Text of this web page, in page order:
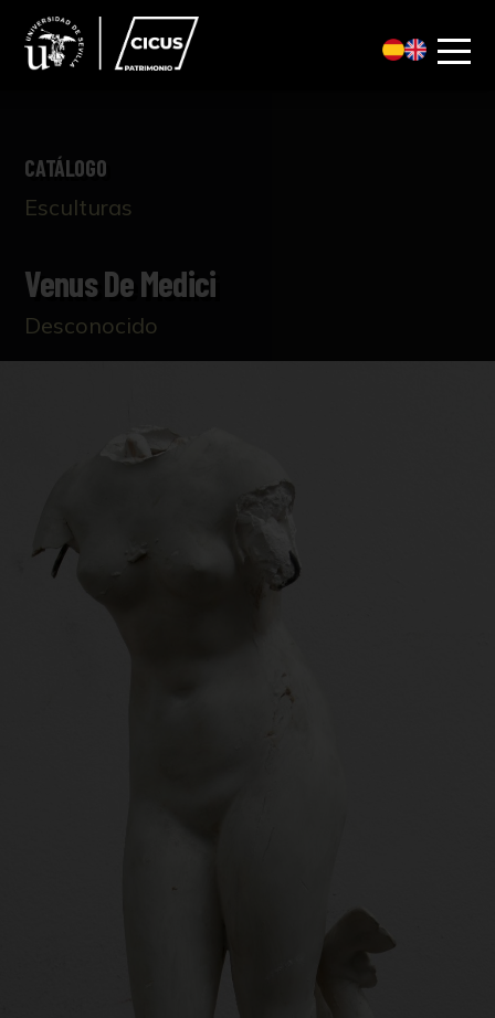
CATÁLOGO
Esculturas
Venus De Medici
Desconocido